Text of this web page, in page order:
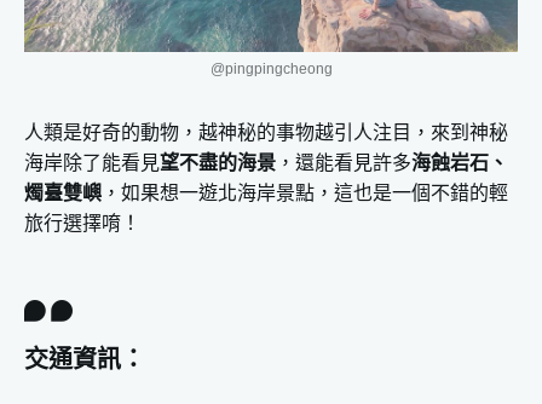
@pingpingcheong
人類是好奇的動物，越神秘的事物越引人注目，來到神秘
海岸除了能看見望不盡的海景 ，還能看見許多海蝕岩石、
燭臺雙嶼 ，如果想一遊北海岸景點，這也是一個不錯的輕
旅行選擇唷！
交通資訊：